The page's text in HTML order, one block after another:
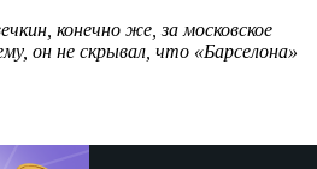
конечно же, за московское
он не скрывал, что «Барселона»